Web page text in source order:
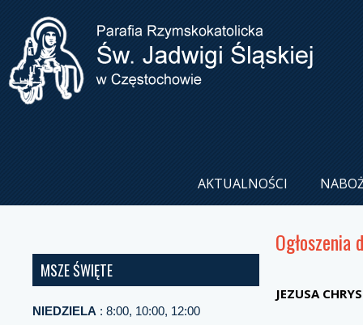
AKTUALNOŚCI
MSZE ŚWIĘTE
NIEDZIELA : 8:00, 10:00, 12:00
JEZUSA